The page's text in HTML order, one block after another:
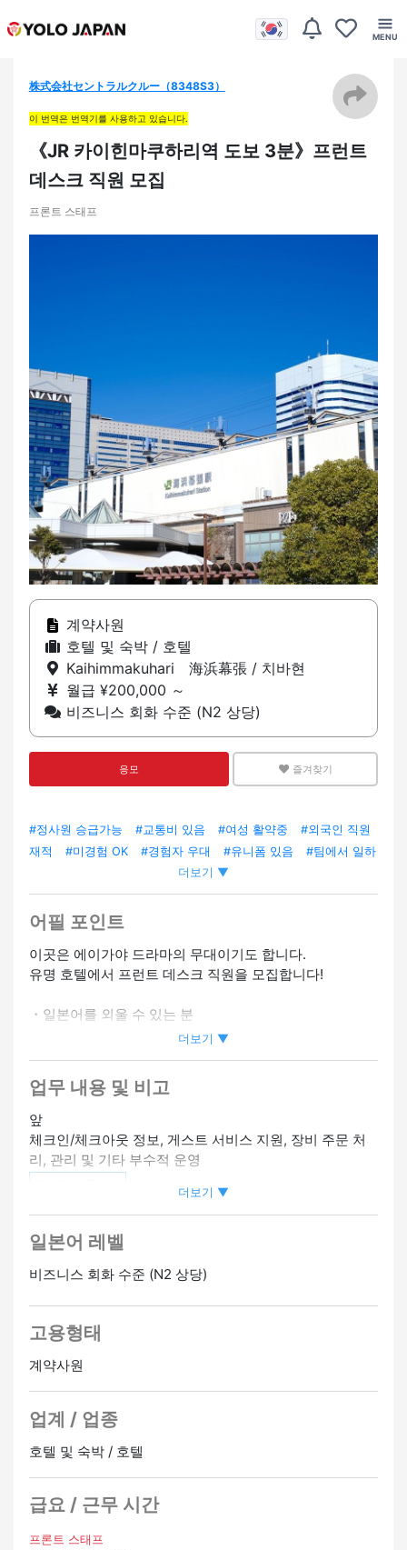
株式会社セントラルクルー（8348S3）
이 번역은 번역기를 사용하고 있습니다.
《JR 카이힌마쿠하리역 도보 3분》프런트
데스크 직원 모집
프론트 스태프
계약사원
호텔 및 숙박 / 호텔
Kaihimmakuhari 海浜幕張 / 치바현
월급 ¥200,000 ～
비즈니스 회화 수준 (N2 상당)
응모 즐겨찾기
#정사원 승급가능 #교통비 있음 #여성 활약중
#외국인 직원
재적
#미경험 OK #경험자 우대 #유니폼 있음
#팀에서 일하
더보기 ▼
어필 포인트
이곳은 에이가야 드라마의 무대이기도 합니다.
유명 호텔에서 프런트 데스크 직원을 모집합니다!
・일본어를 외울 수 있는 분
・경어를 구사할 수 있는 분더보기 ▼
업무 내용 및 비고
앞
체크인/체크아웃 정보, 게스트 서비스 지원, 장비 주문 처
리, 관리 및 기타 부수적 운영
더보기 ▼
일본어 레벨
비즈니스 회화 수준 (N2 상당)
고용형태
계약사원
업계 / 업종
호텔 및 숙박 / 호텔
급요 / 근무 시간
프론트 스태프